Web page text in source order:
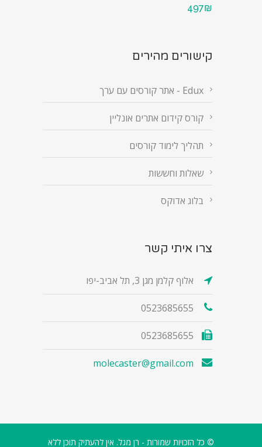
497₪
קישורים מהירים
Edux - אתר קורסים עם ערך
קורס קידום אתרים אונליין
תהליך לימוד קורסים
שאלות וחששות
בלוג אדוקס
צרו איתי קשר
אלוף קלמן מגן 3, תל אביב-יפו
0523685655
0523685655
molecaster@gmail.com
© כל הזכויות שמורות - רן מגל. אין להעתיק תוכן ללא